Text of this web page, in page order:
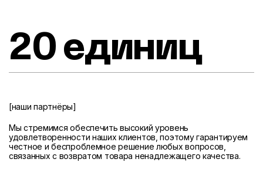
20 единиц
[наши партнёры]
Мы стремимся обеспечить высокий уровень
удовлетворенности наших клиентов, поэтому гарантируем
честное и беспроблемное решение любых вопросов,
связанных с возвратом товара ненадлежащего качества.